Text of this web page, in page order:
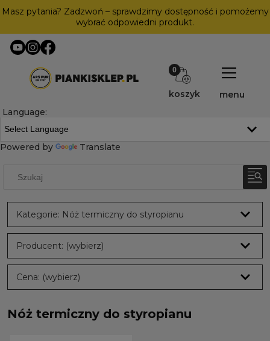
Masz pytania? Zadzwoń – sprawdzimy dostępność i pomożemy
wybrać odpowiedni produkt.
koszyk
menu
Language:
Powered by Translate
Kategorie: Nóż termiczny do styropianu
Producent: (wybierz)
Cena: (wybierz)
Nóż termiczny do styropianu